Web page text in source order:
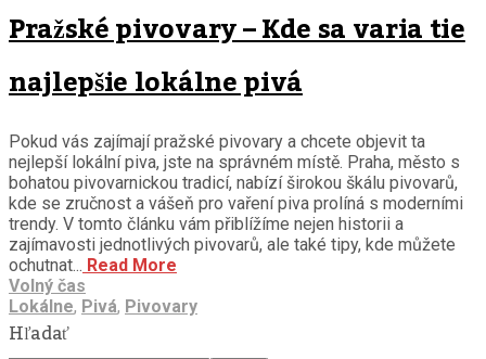
Pražské pivovary – Kde sa varia tie
najlepšie lokálne pivá
Pokud vás zajímají pražské pivovary a chcete objevit ta
nejlepší lokální piva, jste na správném místě. Praha, město s
bohatou pivovarnickou tradicí, nabízí širokou škálu pivovarů,
kde se zručnost a vášeň pro vaření piva prolíná s moderními
trendy. V tomto článku vám přiblížíme nejen historii a
zajímavosti jednotlivých pivovarů, ale také tipy, kde můžete
ochutnat... Read More
Volný čas
Lokálne, Pivá, Pivovary
Hľadať